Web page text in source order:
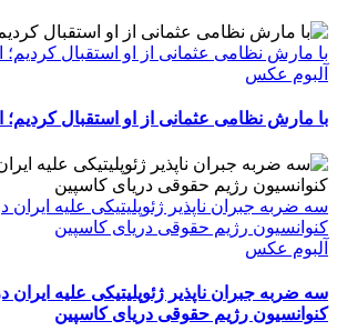
با مارش نظامی عثمانی از او استقبال
آلبوم عکس
با مارش نظامی عثمانی از او استقبال
سه ضربه جبران ناپذیر ژئوپلیتیکی علیه
کنوانسیون رژیم حقوقی دریای کاسپین
آلبوم عکس
سه ضربه جبران ناپذیر ژئوپلیتیکی علیه
کنوانسیون رژیم حقوقی دریای کاسپین